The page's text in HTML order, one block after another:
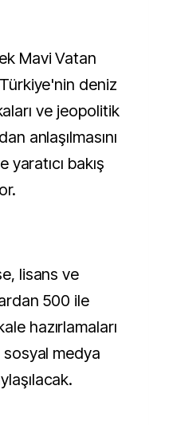
Mavi Vatan
deniz
ve jeopolitik
anlaşılmasını
bakış
lisans ve
500 ile
hazırlamaları
sosyal medya